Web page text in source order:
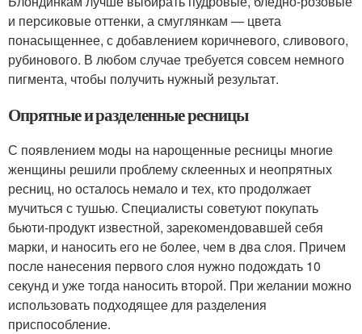
и персиковые оттенки, а смуглянкам — цвета
понасыщеннее, с добавлением коричневого, сливового,
рубинового. В любом случае требуется совсем немного
пигмента, чтобы получить нужный результат.
Опрятные и разделенные ресницы
С появлением моды на нарощенные ресницы многие
женщины решили проблему склеенных и неопрятных
ресниц, но осталось немало и тех, кто продолжает
мучиться с тушью. Специалисты советуют покупать
бьюти-продукт известной, зарекомендовавшей себя
марки, и наносить его не более, чем в два слоя. Причем
после нанесения первого слоя нужно подождать 10
секунд и уже тогда наносить второй. При желании можно
использовать подходящее для разделения
приспособление.